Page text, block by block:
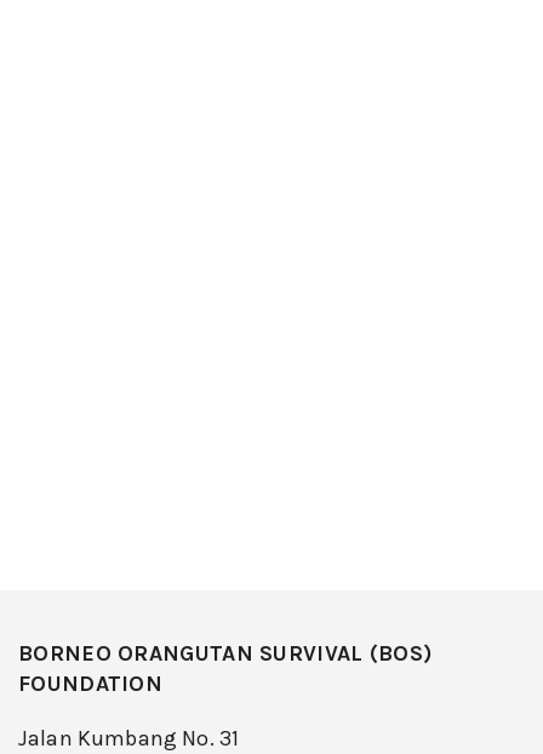
BORNEO ORANGUTAN SURVIVAL (BOS)
FOUNDATION
Jalan Kumbang No. 31